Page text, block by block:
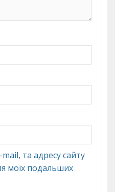
та адресу сайту
моїх подальших